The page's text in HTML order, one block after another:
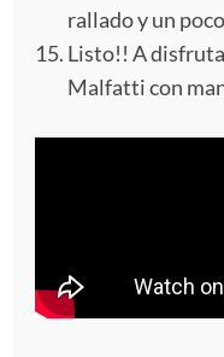
rallado y un
Listo!! A
Malfatti con